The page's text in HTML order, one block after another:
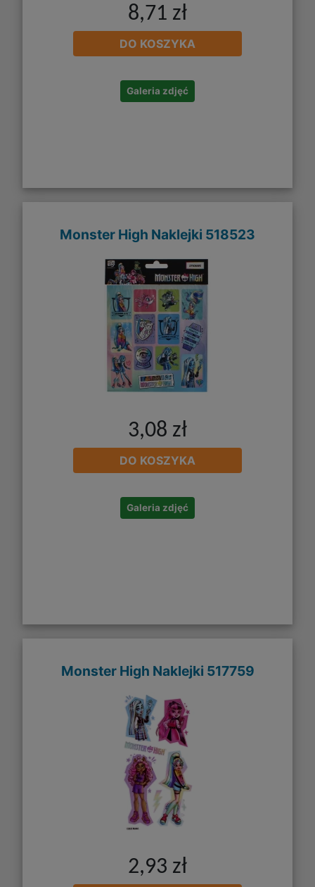
8,71 zł
DO KOSZYKA
Galeria zdjęć
Monster High Naklejki 518523
3,08 zł
DO KOSZYKA
Galeria zdjęć
Monster High Naklejki 517759
2,93 zł